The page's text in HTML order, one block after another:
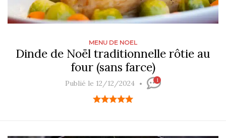
MENU DE NOEL
Dinde de Noël traditionnelle rôtie au
four (sans farce)
Publié le 12/12/2024 1